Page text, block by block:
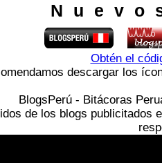
Obtén el
descargar los
BlogsPerú - Bitácoras
de los blogs publicitados